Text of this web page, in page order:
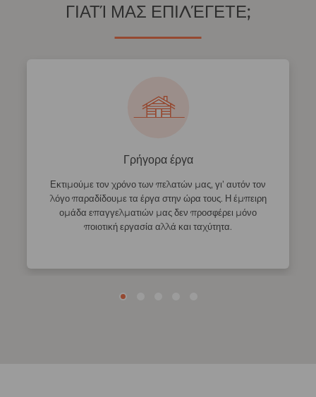
ΓΙΑΤΊ ΜΑΣ ΕΠΙΛΈΓΕΤΕ;
Γρήγορα έργα
Εκτιμούμε τον χρόνο των πελατών μας, γι’ αυτόν τον
λόγο παραδίδουμε τα έργα στην ώρα τους. Η έμπειρη
ομάδα επαγγελματιών μας δεν προσφέρει μόνο
ποιοτική εργασία αλλά και ταχύτητα.